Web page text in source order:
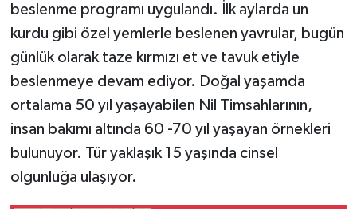
beslenme programı uygulandı. İlk aylarda un
kurdu gibi özel yemlerle beslenen yavrular, bugün
günlük olarak taze kırmızı et ve tavuk etiyle
beslenmeye devam ediyor. Doğal yaşamda
ortalama 50 yıl yaşayabilen Nil Timsahlarının,
insan bakımı altında 60 -70 yıl yaşayan örnekleri
bulunuyor. Tür yaklaşık 15 yaşında cinsel
olgunluğa ulaşıyor.